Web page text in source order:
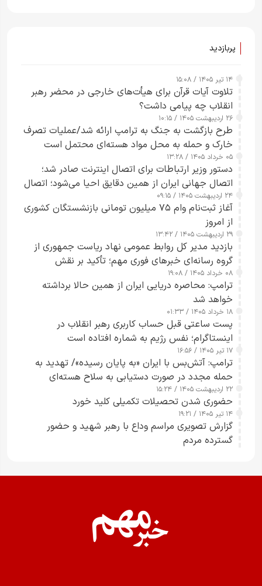
پربازدید
۱۴ تیر ۱۴۰۵ / ۱۵:۰۸
تلاوت آیات قرآن برای هیأت‌های خارجی در محضر رهبر
انقلاب چه پیامی داشت؟
۲۶ اردیبهشت ۱۴۰۵ / ۱۰:۱۵
طرح‌ بازگشت به جنگ به ترامپ ارائه شد/عملیات تصرف
خارک و حمله به محل مواد هسته‌ای محتمل است
۰۵ خرداد ۱۴۰۵ / ۱۳:۲۸
دستور وزیر ارتباطات برای اتصال اینترنت صادر شد؛
اتصال جهانی ایران از همین دقایق احیا می‌شود؛ اتصال
کامل مردم تا ۲۴ ساعت آینده
۲۴ اردیبهشت ۱۴۰۵ / ۰۹:۱۵
آغاز ثبت‌نام وام ۷۵ میلیون تومانی بازنشستگان کشوری
از امروز
۲۹ اردیبهشت ۱۴۰۵ / ۱۳:۴۲
بازدید مدیر کل روابط عمومی نهاد ریاست جمهوری از
گروه رسانه‌ای خبرهای فوری مهم؛ تأکید بر نقش
رسانه‌های هوشمند و مسئول در ارتقای آگاهی عمومی
۰۸ خرداد ۱۴۰۵ / ۱۹:۰۸
ترامپ: محاصره دریایی ایران از همین حالا برداشته
خواهد شد
۱۸ خرداد ۱۴۰۵ / ۰۱:۳۳
پست ساعتی قبل حساب کاربری رهبر انقلاب در
اینستاگرام؛ نفس رژیم به شماره افتاده است​
۱۷ تیر ۱۴۰۵ / ۱۶:۵۶
ترامپ: آتش‌بس با ایران «به پایان رسیده»/ تهدید به
حمله مجدد در صورت دستیابی به سلاح هسته‌ای
۲۲ اردیبهشت ۱۴۰۵ / ۱۵:۲۴
حضوری شدن تحصیلات تکمیلی کلید خورد
۱۴ تیر ۱۴۰۵ / ۱۹:۲۱
گزارش تصویری مراسم وداع با رهبر شهید و حضور
گسترده مردم